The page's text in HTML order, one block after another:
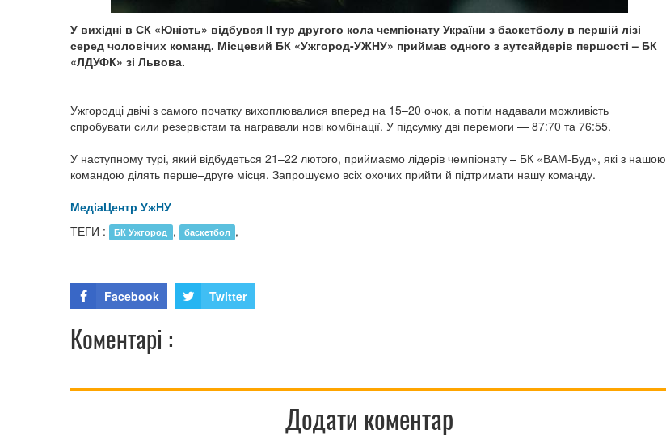
У вихідні в СК «Юність» відбувся ІІ тур другого кола чемпіонату України з баскетболу в першій лізі
серед чоловічих команд. Місцевий БК «Ужгород-УЖНУ» приймав одного з аутсайдерів першості – БК
«ЛДУФК» зі Львова.
Ужгородці двічі з самого початку вихоплювалися вперед на 15–20 очок, а потім надавали можливість
спробувати сили резервістам та награвали нові комбінації. У підсумку дві перемоги — 87:70 та 76:55.
У наступному турі, який відбудеться 21–22 лютого, приймаємо лідерів чемпіонату – БК «ВАМ-Буд», які з нашою
командою ділять перше–друге місця. Запрошуємо всіх охочих прийти й підтримати нашу команду.
МедіаЦентр УжНУ
ТЕГИ :
БК Ужгород , баскетбол ,
Facebook Twitter
Коментарі :
Додати коментар